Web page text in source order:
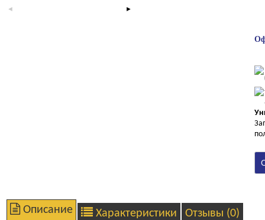
Описание Характеристики Отзывы (0)